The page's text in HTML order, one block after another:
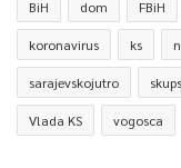
BiH dom FBiH
koronavirus ks
sarajevskojutro
Vlada KS vogosca